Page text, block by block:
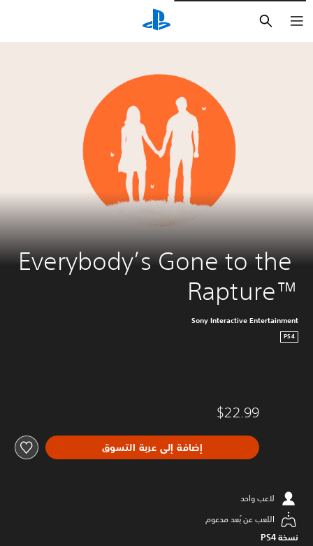
Everybody’s Gone to the
Rapture™‎
Sony Interactive Entertainment
PS4
$22.99
إضافة إلى عربة التسوق
لاعب واحد
اللعب عن بُعد مدعوم
نسخة PS4‏